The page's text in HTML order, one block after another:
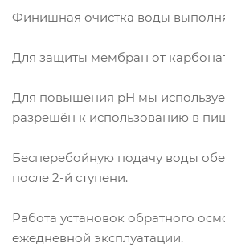
Финишная очистка воды
Для защиты мембран от
Для повышения рН мы
разрешён к использованию в
Бесперебойную подачу воды
после 2-й ступени.
Работа установок обратного
ежедневной эксплуатации.